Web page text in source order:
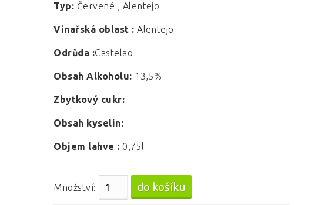
Typ: Červené , Alentejo
Vinařská oblast : Alentejo
Odrůda :Castelao
Obsah Alkoholu: 13,5%
Zbytkový cukr:
Obsah kyselin:
Objem lahve : 0,75l
Množství: